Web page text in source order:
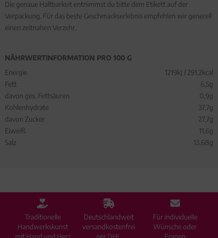
Die genaue Haltbarkeit entnimmst du bitte dem Etikett auf der
Verpackung. Für das beste Geschmackserlebnis empfehlen wir generell
einen zeitnahen Verzehr.
NÄHRWERTINFORMATION PRO 100 G
Energie
1219kJ / 291,2kcal
Fett
6,5g
davon ges. Fettsäuren
0,9g
Kohlenhydrate
37,7g
davon Zucker
27,7g
Eiweiß
11,6g
Salz
13,68g
Traditionelle
Handwerkskunst
mit Hand und Herz
Deutschlandweit
versandkostenfrei
per DHL
Für individuelle
Wünsche oder
Fragen